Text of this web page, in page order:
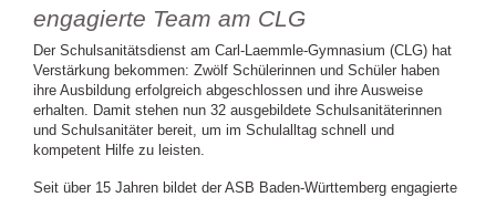
engagierte Team am CLG
Der Schulsanitätsdienst am Carl-Laemmle-Gymnasium (CLG) hat
Verstärkung bekommen: Zwölf Schülerinnen und Schüler haben
ihre Ausbildung erfolgreich abgeschlossen und ihre Ausweise
erhalten. Damit stehen nun 32 ausgebildete Schulsanitäterinnen
und Schulsanitäter bereit, um im Schulalltag schnell und
kompetent Hilfe zu leisten.
Seit über 15 Jahren bildet der ASB Baden-Württemberg engagierte